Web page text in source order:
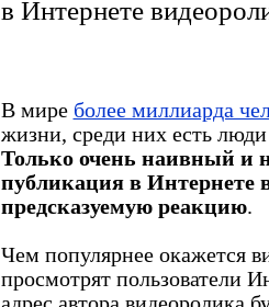
в Интернете
В мире более миллиарда
жизни, среди них есть
Только очень наивный и
публикация в Интернете
предсказуемую реакцию.
Чем популярнее окажется
просмотрят пользователи